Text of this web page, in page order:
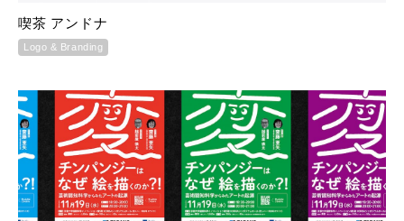
喫茶 アンドナ
Logo & Branding